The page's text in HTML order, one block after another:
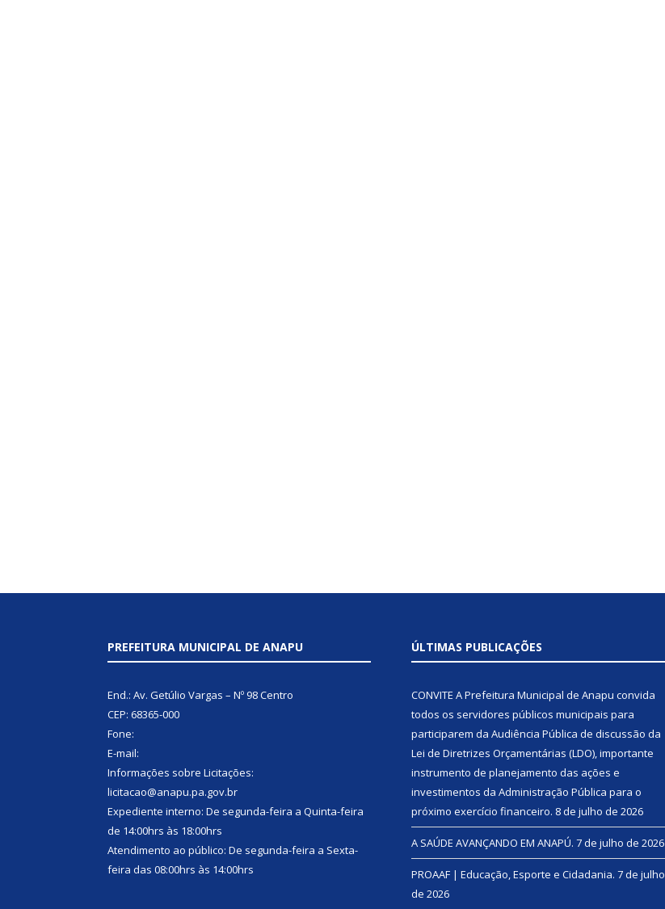
PREFEITURA MUNICIPAL DE ANAPU
End.: Av. Getúlio Vargas – Nº 98 Centro
CEP: 68365-000
Fone:
E-mail:
Informações sobre Licitações:
licitacao@anapu.pa.gov.br
Expediente interno: De segunda-feira a Quinta-feira
de 14:00hrs às 18:00hrs
Atendimento ao público: De segunda-feira a Sexta-
feira das 08:00hrs às 14:00hrs
ÚLTIMAS PUBLICAÇÕES
CONVITE A Prefeitura Municipal de Anapu convida
todos os servidores públicos municipais para
participarem da Audiência Pública de discussão da
Lei de Diretrizes Orçamentárias (LDO), importante
instrumento de planejamento das ações e
investimentos da Administração Pública para o
próximo exercício financeiro. 8 de julho de 2026
A SAÚDE AVANÇANDO EM ANAPÚ. 7 de julho de 2026
PROAAF | Educação, Esporte e Cidadania. 7 de julho
de 2026